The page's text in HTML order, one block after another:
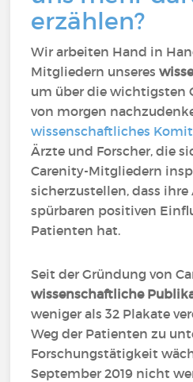
erzählen?
Wir arbeiten Hand in
Mitgliedern unseres
um über die wichtigsten
von morgen
wissenschaftliches
Ärzte und Forscher, die
Carenity-Mitgliedern
sicherzustellen, dass
spürbaren positiven
Patienten hat.
Seit der Gründung von
wissenschaftliche
weniger als 32 Plakate
Weg der Patienten zu
Forschungstätigkeit
September 2019 nicht